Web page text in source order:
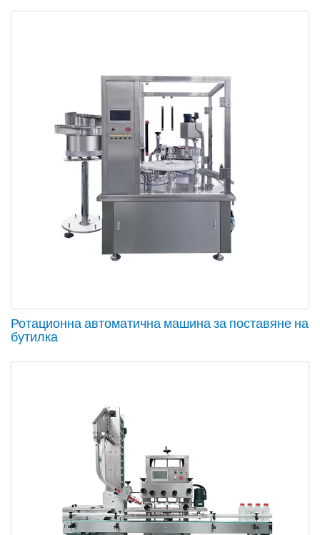
Ротационна автоматична машина за поставяне на
бутилка